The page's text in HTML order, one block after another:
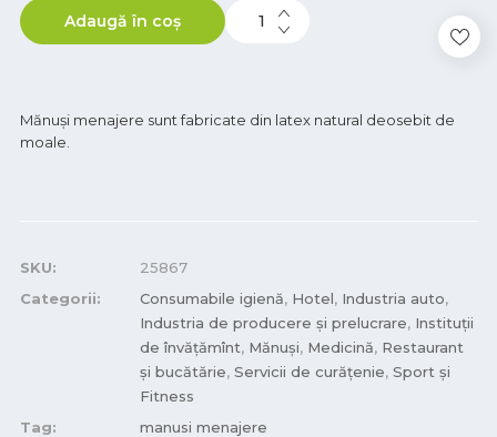
Adaugă în coș
Mănuși menajere sunt fabricate din latex natural deosebit de
moale.
SKU:
25867
Categorii:
Consumabile igienă, Hotel, Industria auto,
Industria de producere și prelucrare, Instituții
de învățămînt, Mănuși, Medicină, Restaurant
și bucătărie, Servicii de curățenie, Sport și
Fitness
Tag:
manusi menajere